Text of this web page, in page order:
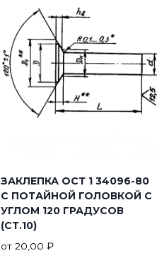
ЗАКЛЕПКА ОСТ 1 34096-80
С ПОТАЙНОЙ ГОЛОВКОЙ С
УГЛОМ 120 ГРАДУСОВ
(СТ.10)
от 20,00 ₽